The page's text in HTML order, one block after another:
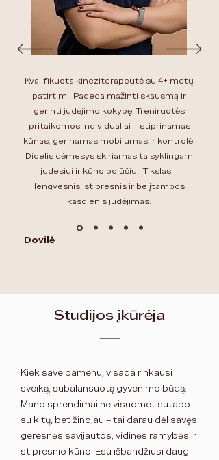
Kvalifikuota kineziterapeutė su 4+ metų
patirtimi. Padeda mažinti skausmą ir
gerinti judėjimo kokybę. Treniruotės
pritaikomos individualiai – stiprinamas
kūnas, gerinamas mobilumas ir kontrolė.
Didelis dėmesys skiriamas taisyklingam
judesiui ir kūno pojūčiui. Tikslas –
lengvesnis, stipresnis ir be įtampos
kasdienis judėjimas.
Dovilė
Studijos įkūrėja
Kiek save pamenu, visada rinkausi
sveiką, subalansuotą gyvenimo būdą.
Mano sprendimai ne visuomet sutapo
su kitų, bet žinojau – tai darau dėl savęs:
geresnės savijautos, vidinės ramybės ir
stipresnio kūno. Esu išbandžiusi daug